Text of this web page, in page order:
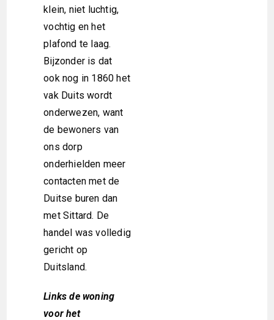
klein, niet luchtig,
vochtig en het
plafond te laag.
Bijzonder is dat
ook nog in 1860 het
vak Duits wordt
onderwezen, want
de bewoners van
ons dorp
onderhielden meer
contacten met de
Duitse buren dan
met Sittard. De
handel was volledig
gericht op
Duitsland.
Links de woning
voor het